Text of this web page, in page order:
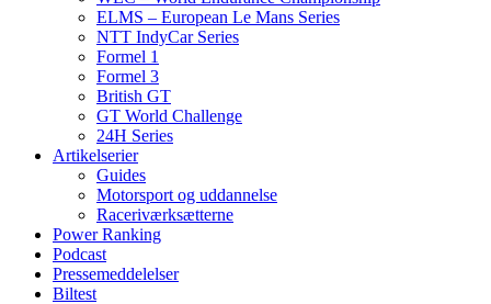
ELMS – European Le Mans Series
NTT IndyCar Series
Formel 1
Formel 3
British GT
GT World Challenge
24H Series
Artikelserier
Guides
Motorsport og uddannelse
Raceriværksætterne
Power Ranking
Podcast
Pressemeddelelser
Biltest